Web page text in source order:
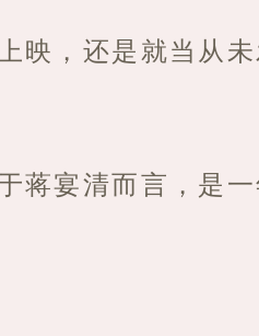
映，还是就当从
蒋宴清而言，是